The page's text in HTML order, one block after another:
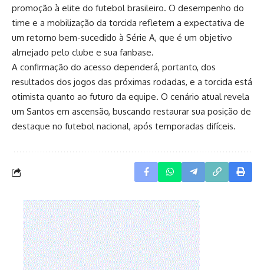
promoção à elite do futebol brasileiro. O desempenho do
time e a mobilização da torcida refletem a expectativa de
um retorno bem-sucedido à Série A, que é um objetivo
almejado pelo clube e sua fanbase.
A confirmação do acesso dependerá, portanto, dos
resultados dos jogos das próximas rodadas, e a torcida está
otimista quanto ao futuro da equipe. O cenário atual revela
um Santos em ascensão, buscando restaurar sua posição de
destaque no futebol nacional, após temporadas difíceis.